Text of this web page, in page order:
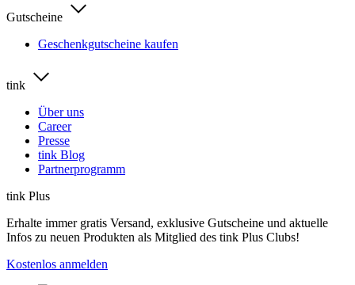
Gutscheine
Geschenkgutscheine kaufen
tink
Über uns
Career
Presse
tink Blog
Partnerprogramm
tink Plus
Erhalte immer gratis Versand, exklusive Gutscheine und aktuelle
Infos zu neuen Produkten als Mitglied des tink Plus Clubs!
Kostenlos anmelden